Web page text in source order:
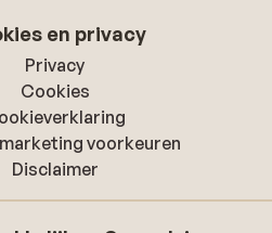
en privacy
Privacy
Cookies
voorkeuren
Disclaimer